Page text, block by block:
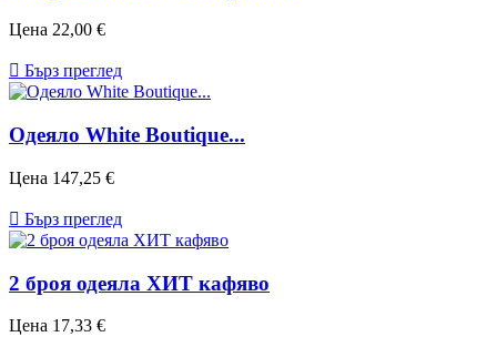
Цена 22,00 €
 Бърз преглед
Одеяло White Boutique...
Цена 147,25 €
 Бърз преглед
2 броя одеяла ХИТ кафяво
Цена 17,33 €